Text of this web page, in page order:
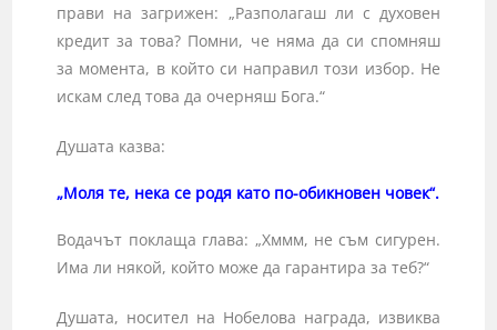
прави на загрижен: „Разполагаш ли с духовен
кредит за това? Помни, че няма да си спомняш
за момента, в който си направил този избор. Не
искам след това да очерняш Бога.“
Душата казва:
„Моля те, нека се родя като по-обикновен човек“.
Водачът поклаща глава: „Хммм, не съм сигурен.
Има ли някой, който може да гарантира за теб?“
Душата, носител на Нобелова награда, извиква